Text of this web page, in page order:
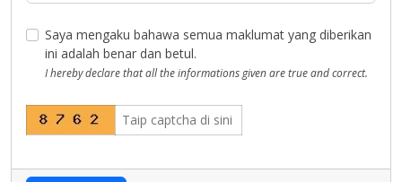
Saya mengaku bahawa semua maklumat yang diberikan
ini adalah benar dan betul.
I hereby declare that all the informations given are true and correct.